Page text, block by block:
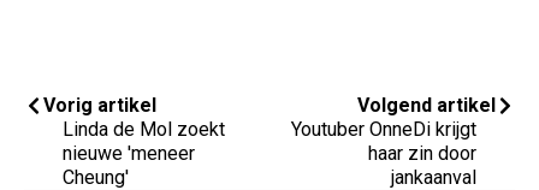
Vorig artikel
Linda de Mol zoekt
nieuwe 'meneer
Cheung'
Volgend artikel
Youtuber OnneDi krijgt
haar zin door
jankaanval